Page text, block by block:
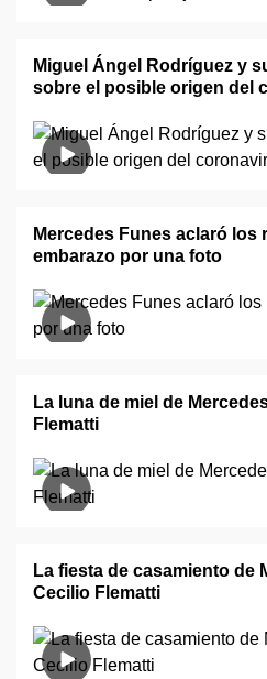
Miguel Ángel Rodríguez y
sobre el posible origen del
Mercedes Funes aclaró los
embarazo por una foto
La luna de miel de
Flematti
La fiesta de casamiento de
Cecilio Flematti